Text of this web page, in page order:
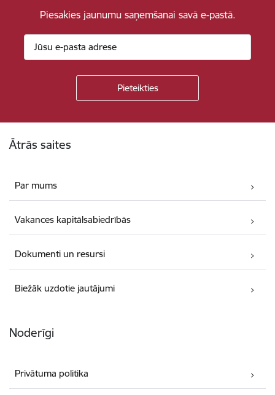
Piesakies jaunumu saņemšanai savā e-pastā.
Ātrās saites
Par mums
Vakances kapitālsabiedrībās
Dokumenti un resursi
Biežāk uzdotie jautājumi
Noderīgi
Privātuma politika